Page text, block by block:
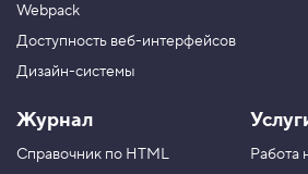
Webpack
Доступность веб-интерфейсов
Дизайн-системы
Журнал
Справочник по HTML
Работа